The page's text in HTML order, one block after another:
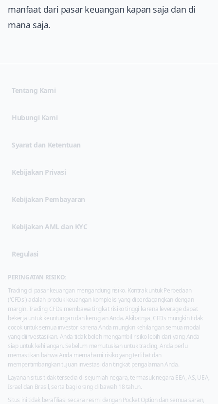
manfaat dari pasar keuangan kapan saja dan di
mana saja.
Tentang Kami
Hubungi Kami
Syarat dan Ketentuan
Kebijakan Privasi(opens in new tab)
Kebijakan Pembayaran
Kebijakan AML dan KYC
Regulasi
PERINGATAN RISIKO:
Trading di pasar keuangan mengandung risiko. Kontrak untuk Perbedaan
('CFDs') adalah produk keuangan kompleks yang diperdagangkan dengan
margin. Trading CFDs membawa tingkat risiko tinggi karena leverage dapat
bekerja untuk keuntungan dan kerugian Anda. Akibatnya, CFDs mungkin tidak
cocok untuk semua investor karena Anda mungkin kehilangan semua modal
yang diinvestasikan. Anda tidak boleh mengambil risiko lebih dari yang Anda
siap untuk kehilangan. Sebelum memutuskan untuk trading, Anda perlu
memastikan bahwa Anda memahami risiko yang terlibat dan
mempertimbangkan tujuan investasi dan tingkat pengalaman Anda.
Layanan situs tidak tersedia di sejumlah negara, termasuk negara EEA, AS, UEA,
Israel dan Brasil, serta bagi orang di bawah 18 tahun.
Situs ini tidak berafiliasi secara resmi dengan Pocket Option dan semua saran,